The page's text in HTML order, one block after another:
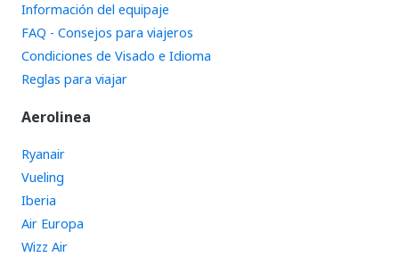
Información del equipaje
FAQ - Consejos para viajeros
Condiciones de Visado e Idioma
Reglas para viajar
Aerolinea
Ryanair
Vueling
Iberia
Air Europa
Wizz Air